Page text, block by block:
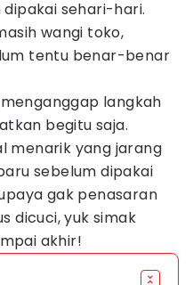
sehari-hari.
wangi toko,
tentu benar-benar
langkah
begitu saja.
menarik yang jarang
sebelum dipakai
gak penasaran
dicuci, yuk simak
akhir!